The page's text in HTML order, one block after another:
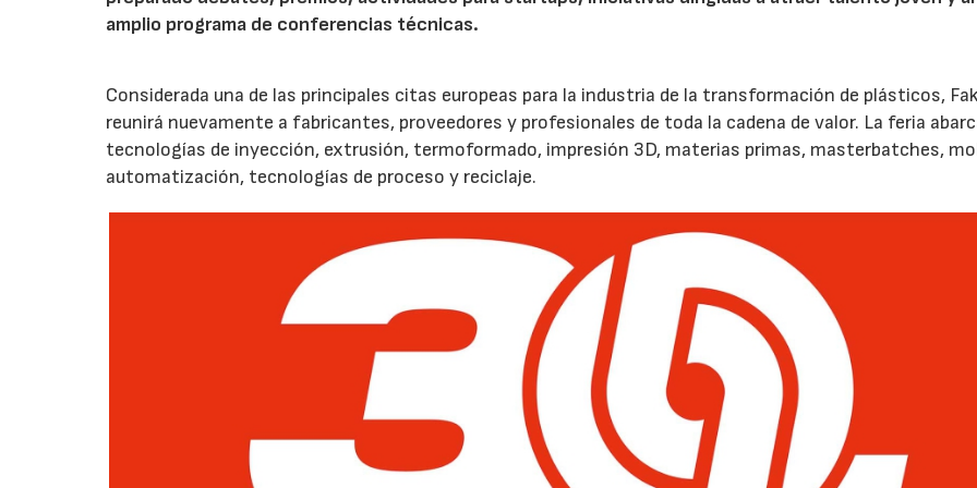
amplio programa de conferencias técnicas.
Considerada una de las principales citas europeas para la industria de la transformación de plásticos,
reunirá nuevamente a fabricantes, proveedores y profesionales de toda la cadena de valor. La feria
tecnologías de inyección, extrusión, termoformado, impresión 3D, materias primas, masterbatches,
automatización, tecnologías de proceso y reciclaje.